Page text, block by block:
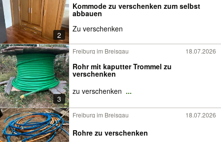
2
Kommode zu verschenken zum selbst
abbauen
Zu verschenken
3
Freiburg im Breisgau 18.07.2026
Rohr mit kaputter Trommel zu
verschenken
zu verschenken ...
Freiburg im Breisgau 18.07.2026
Rohre zu verschenken